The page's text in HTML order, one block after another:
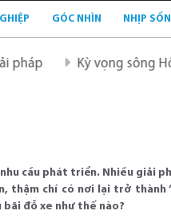
GÓC NHÌN NHỊP
Kỳ vọng sông Hồng
cầu phát triển. Nhiều giải
thậm chí có nơi lại trở thành
đỗ xe như thế nào?